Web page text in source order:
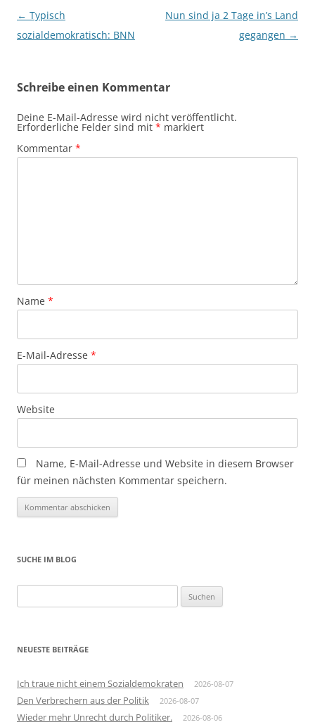
Beitragsnavigation
← Typisch
sozialdemokratisch: BNN
Nun sind ja 2 Tage in’s Land
gegangen →
Schreibe einen Kommentar
Deine E-Mail-Adresse wird nicht veröffentlicht.
Erforderliche Felder sind mit * markiert
Kommentar *
Name *
E-Mail-Adresse *
Website
Name, E-Mail-Adresse und Website in diesem Browser
für meinen nächsten Kommentar speichern.
SUCHE IM BLOG
nach:
NEUESTE BEITRÄGE
Ich traue nicht einem Sozialdemokraten 2026-08-07
Den Verbrechern aus der Politik 2026-08-07
Wieder mehr Unrecht durch Politiker. 2026-08-06